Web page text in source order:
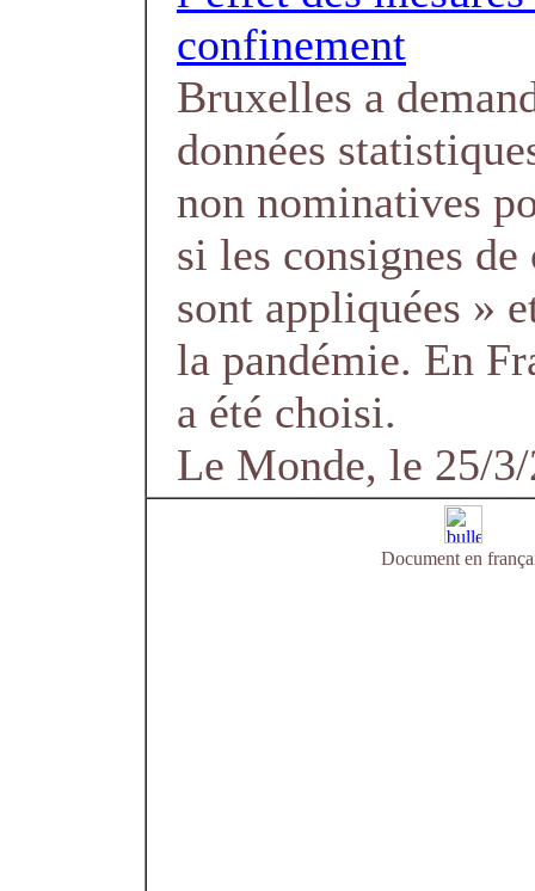
confinement
Bruxelles a
données
non nominatives
si les consignes
sont appliquées »
la pandémie. En
a été choisi.
Le Monde, le 25/
Document en